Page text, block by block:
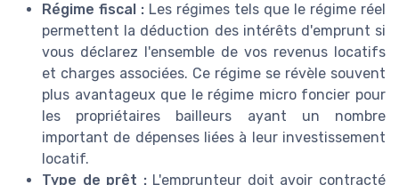
Régime fiscal : Les régimes tels que le régime réel
permettent la déduction des intérêts d'emprunt si
vous déclarez l'ensemble de vos revenus locatifs
et charges associées. Ce régime se révèle souvent
plus avantageux que le régime micro foncier pour
les propriétaires bailleurs ayant un nombre
important de dépenses liées à leur investissement
locatif.
Type de prêt :L'emprunteur doit avoir contracté